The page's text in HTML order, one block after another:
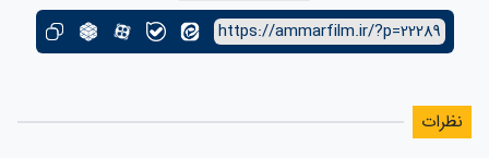
https://ammarfilm.ir/?p=22289
نظرات